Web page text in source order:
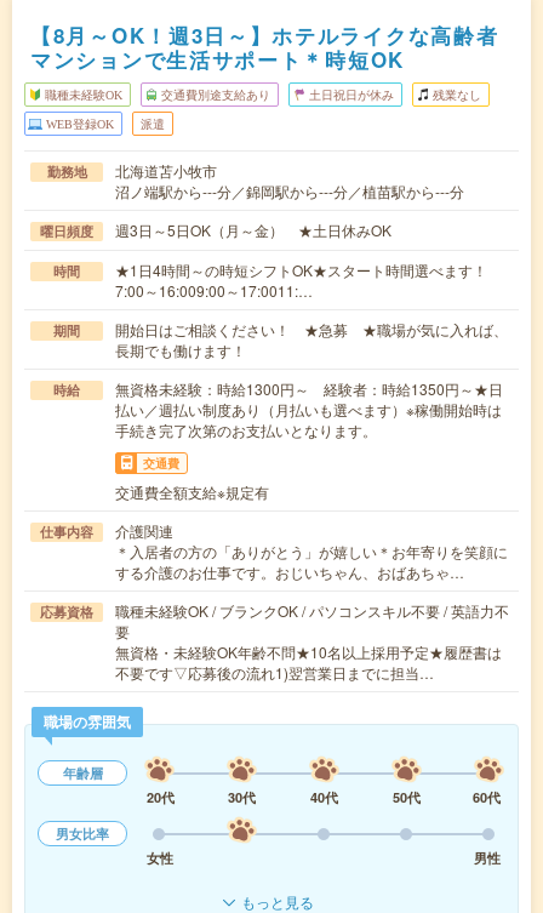
【8月～OK！週3日～】ホテルライクな高齢者
マンションで生活サポート＊時短OK
職種未経験OK 交通費別途支給あり 土日祝日が休み 残業なし
WEB登録OK 派遣
勤務地
北海道苫小牧市
沼ノ端駅から---分／錦岡駅から---分／植苗駅から---分
曜日頻度 週3日～5日OK（月～金） ★土日休みOK
時間
★1日4時間～の時短シフトOK★スタート時間選べます！
7:00～16:009:00～17:0011:…
期間
開始日はご相談ください！ ★急募 ★職場が気に入れば、
長期でも働けます！
時給
無資格未経験：時給1300円～ 経験者：時給1350円～★日
払い／週払い制度あり（月払いも選べます）※稼働開始時は
手続き完了次第のお支払いとなります。
交通費
交通費全額支給※規定有
仕事内容
介護関連
＊入居者の方の「ありがとう」が嬉しい＊お年寄りを笑顔に
する介護のお仕事です。おじいちゃん、おばあちゃ…
応募資格
職種未経験OK / ブランクOK / パソコンスキル不要 / 英語力不
要
無資格・未経験OK年齢不問★10名以上採用予定★履歴書は
不要です▽応募後の流れ1)翌営業日までに担当…
職場の雰囲気
年齢層
20代
30代 40代 50代
60代
男女比率
女性
男性
もっと見る